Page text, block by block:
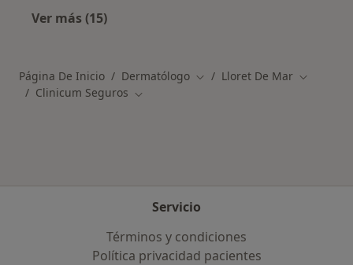
Ver más (15)
Página De Inicio Dermatólogo Cambiar de ciudad
Lloret De Mar Cambiar
Clinicum Seguros Cambiar de ciudad
Servicio
Términos y condiciones
Política privacidad pacientes